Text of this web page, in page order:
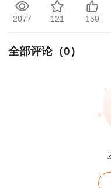
各市人力资源
于2024年度一级造
作的通知》（人考
为做好2024年度一
一、考试时间
2077 121 150
全部评论（0）